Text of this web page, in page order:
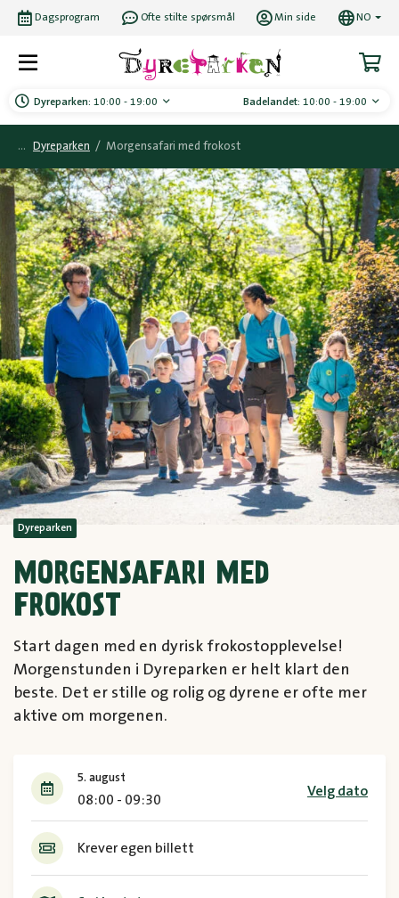
Dyreparken: 10:00 - 19:00 Badelandet: 10:00 - 19:00
Dagsprogram Ofte stilte spørsmål Min side NO
Dyreparken / Morgensafari med frokost
Dyreparken
MORGENSAFARI MED
FROKOST
Start dagen med en dyrisk frokostopplevelse!
Morgenstunden i Dyreparken er helt klart den
beste. Det er stille og rolig og dyrene er ofte mer
aktive om morgenen.
5. august
08:00 - 09:30
Velg dato
Krever egen billett